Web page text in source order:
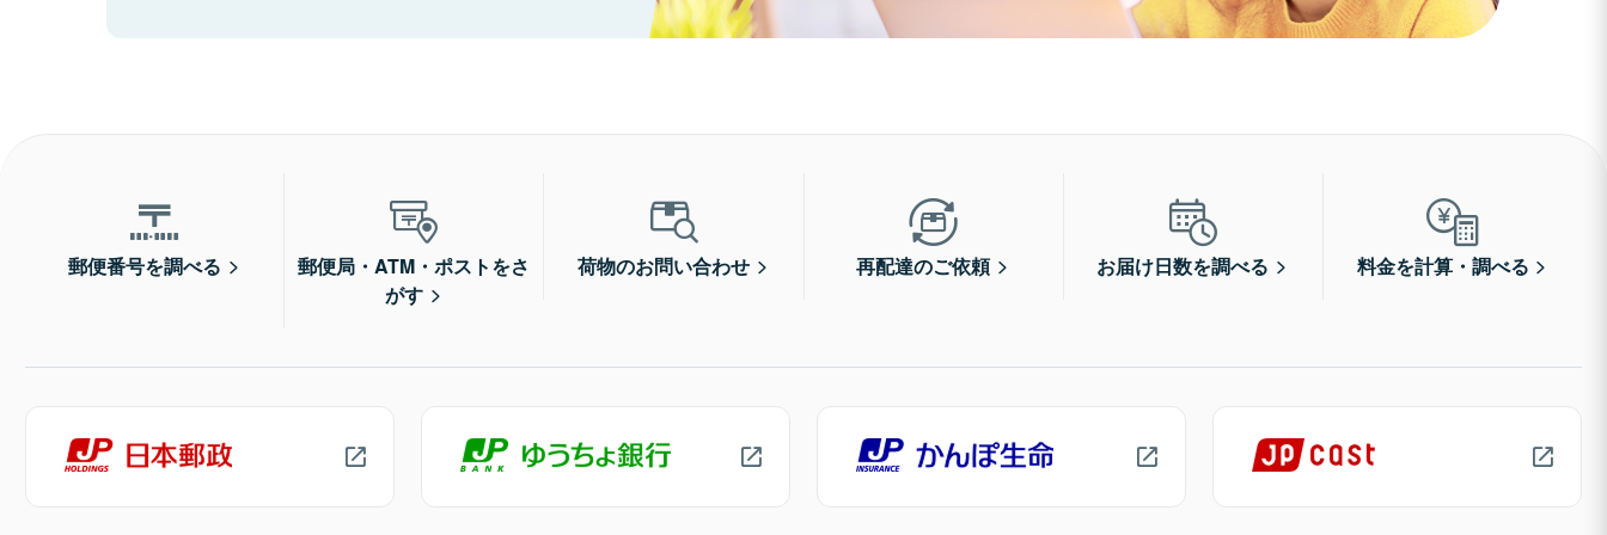
郵便番号を調べる
郵便局・ATM・ポストをさ
がす
荷物のお問い合わせ 再配達のご依頼 お届け日数を調べる 料金を計算・調べる